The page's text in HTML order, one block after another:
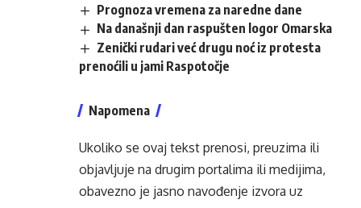
Prognoza vremena za naredne dane
Na današnji dan raspušten logor Omarska
Zenički rudari već drugu noć iz protesta
prenoćili u jami Raspotočje
Napomena
Ukoliko se ovaj tekst prenosi, preuzima ili
objavljuje na drugim portalima ili medijima,
obavezno je jasno navođenje izvora uz